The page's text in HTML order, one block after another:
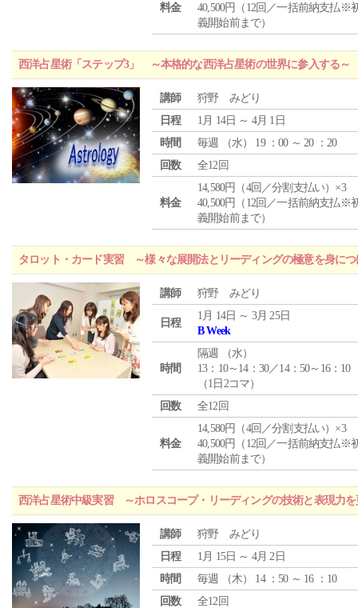
料金
40,500円（12回／一括前納支払※
義開始前まで）
西洋占星術「ステップ3」 ～本格的な西洋占星術の世界に参入する～
講師
狩野 みどり
日程
1月 14日 ～ 4月 1日
時間
毎週 （水） 19 ：00 ～ 20 ：20
回数
全12回
料金
14,580円（4回／分割支払い）×3
40,500円（12回／一括前納支払※
義開始前まで）
タロット・カード実習 ～様々な展開法とリーディングの極意を身につ
講師 狩野 みどり
日程
1月 14日 ～ 3月 25日
B Week
時間
隔週 （水）
13：10～14：30／14：50～16：10
（1日2コマ）
回数
全12回
料金
14,580円（4回／分割支払い）×3
40,500円（12回／一括前納支払※
義開始前まで）
西洋占星術中級実習 ～ホロスコープ・リーディングの技術と表現力
講師
狩野 みどり
日程
1月 15日 ～ 4月 2日
時間
毎週 （木） 14 ：50 ～ 16 ：10
回数
全12回